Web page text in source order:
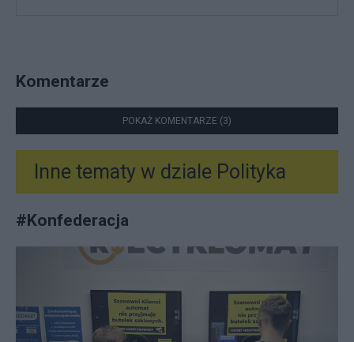
Komentarze
POKAŻ KOMENTARZE (3)
Inne tematy w dziale Polityka
#Konfederacja